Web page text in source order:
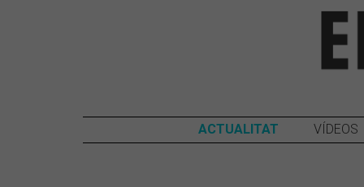
ACTUALITAT VÍDEOS